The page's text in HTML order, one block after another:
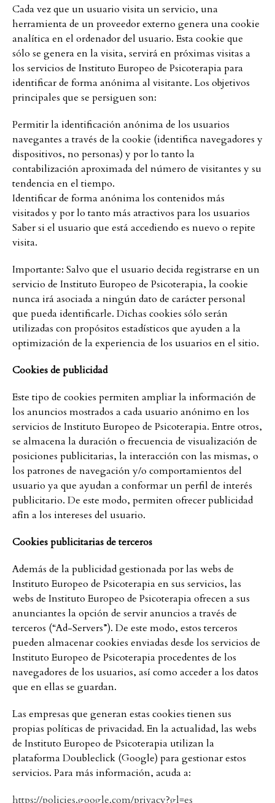
Cada vez que un usuario visita un servicio, una
herramienta de un proveedor externo genera una cookie
analítica en el ordenador del usuario. Esta cookie que
sólo se genera en la visita, servirá en próximas visitas a
los servicios de Instituto Europeo de Psicoterapia para
identificar de forma anónima al visitante. Los objetivos
principales que se persiguen son:
Permitir la identificación anónima de los usuarios
navegantes a través de la cookie (identifica navegadores y
dispositivos, no personas) y por lo tanto la
contabilización aproximada del número de visitantes y su
tendencia en el tiempo.
Identificar de forma anónima los contenidos más
visitados y por lo tanto más atractivos para los usuarios
Saber si el usuario que está accediendo es nuevo o repite
visita.
Importante: Salvo que el usuario decida registrarse en un
servicio de Instituto Europeo de Psicoterapia, la cookie
nunca irá asociada a ningún dato de carácter personal
que pueda identificarle. Dichas cookies sólo serán
utilizadas con propósitos estadísticos que ayuden a la
optimización de la experiencia de los usuarios en el sitio.
Cookies de publicidad
Este tipo de cookies permiten ampliar la información de
los anuncios mostrados a cada usuario anónimo en los
servicios de Instituto Europeo de Psicoterapia. Entre otros,
se almacena la duración o frecuencia de visualización de
posiciones publicitarias, la interacción con las mismas, o
los patrones de navegación y/o comportamientos del
usuario ya que ayudan a conformar un perfil de interés
publicitario. De este modo, permiten ofrecer publicidad
afín a los intereses del usuario.
Cookies publicitarias de terceros
Además de la publicidad gestionada por las webs de
Instituto Europeo de Psicoterapia en sus servicios, las
webs de Instituto Europeo de Psicoterapia ofrecen a sus
anunciantes la opción de servir anuncios a través de
terceros (“Ad-Servers”). De este modo, estos terceros
pueden almacenar cookies enviadas desde los servicios de
Instituto Europeo de Psicoterapia procedentes de los
navegadores de los usuarios, así como acceder a los datos
que en ellas se guardan.
Las empresas que generan estas cookies tienen sus
propias políticas de privacidad. En la actualidad, las webs
de Instituto Europeo de Psicoterapia utilizan la
plataforma Doubleclick (Google) para gestionar estos
servicios. Para más información, acuda a:
https://policies.google.com/privacy?gl=es